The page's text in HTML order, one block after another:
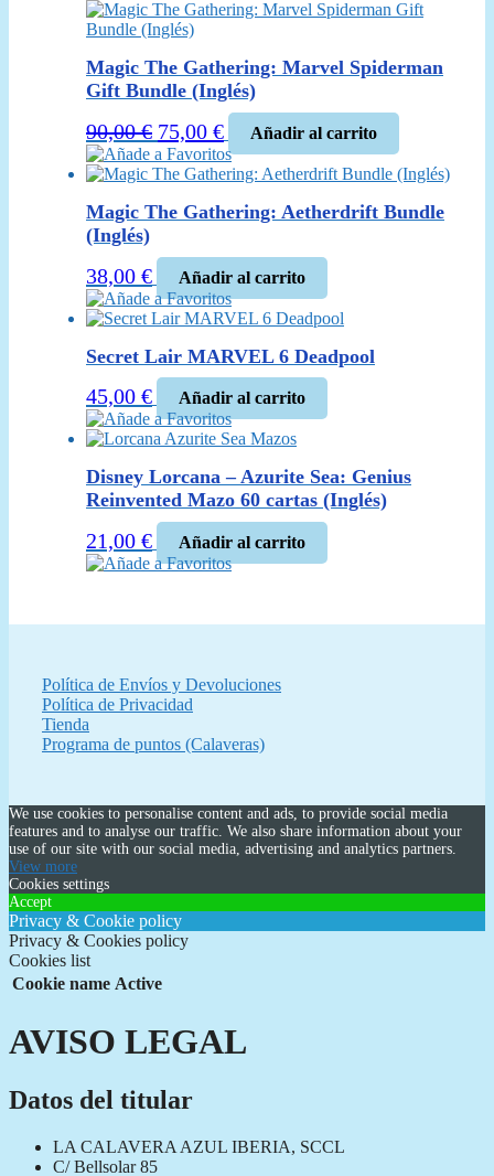
Magic The Gathering: Marvel Spiderman
Gift Bundle (Inglés)
90,00€ El
precio
original
era:
75,00 €El
precio
actual
es:
Añadir al carrito
Añade a Favoritos
Magic The Gathering: Aetherdrift Bundle
(Inglés)
38,00 €
Añadir al carrito
Añade a Favoritos
Secret Lair MARVEL 6 Deadpool
45,00 €
Añadir al carrito
Añade a Favoritos
Disney Lorcana – Azurite Sea: Genius
Reinvented Mazo 60 cartas (Inglés)
21,00 €
Añadir al carrito
Añade a Favoritos
Política de Envíos y Devoluciones
Política de Privacidad
Tienda
Programa de puntos (Calaveras)
We use cookies to personalise content and ads, to provide social media
features and to analyse our traffic. We also share information about your
use of our site with our social media, advertising and analytics partners.
View more
Cookies settings
Accept
Privacy & Cookie policy
Privacy & Cookies policy
Cookies list
Cookie name Active
AVISO LEGAL
Datos del titular
LA CALAVERA AZUL IBERIA, SCCL
C/ Bellsolar 85